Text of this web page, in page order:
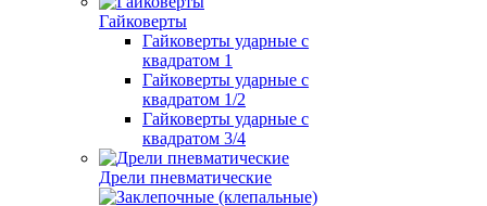
Гайковерты
Гайковерты ударные с
квадратом 1
Гайковерты ударные с
квадратом 1/2
Гайковерты ударные с
квадратом 3/4
Дрели пневматические